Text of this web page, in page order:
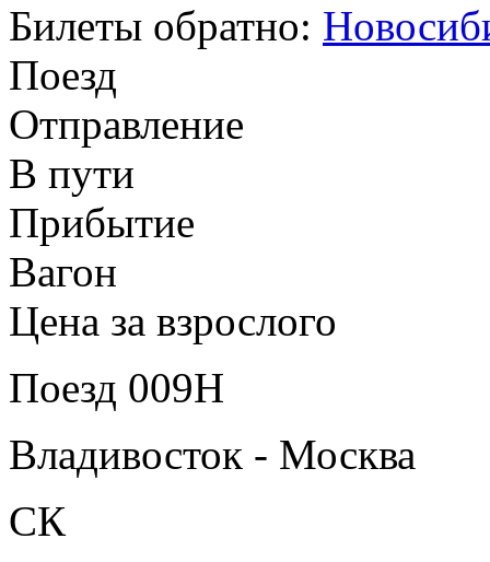
Билеты обратно:
Поезд
Отправление
В пути
Прибытие
Вагон
Цена за взрослого
Поезд 009Н
Владивосток - Москва
СК